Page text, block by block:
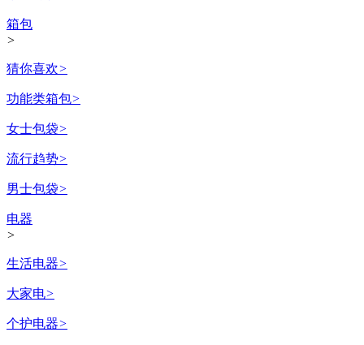
箱包
>
猜你喜欢>
功能类箱包>
女士包袋>
流行趋势>
男士包袋>
电器
>
生活电器>
大家电>
个护电器>